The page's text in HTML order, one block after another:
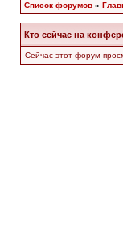
Список форумов »
Кто сейчас на
Сейчас этот форум